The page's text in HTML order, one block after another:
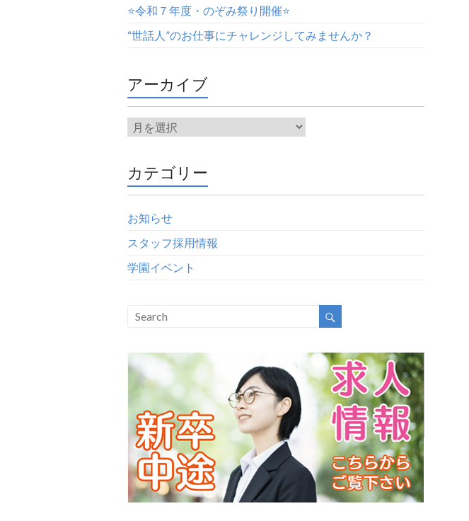
⭐️令和７年度・のぞみ祭り開催⭐️
“世話人”のお仕事にチャレンジしてみませんか？
アーカイブ
カテゴリー
お知らせ
スタッフ採用情報
学園イベント